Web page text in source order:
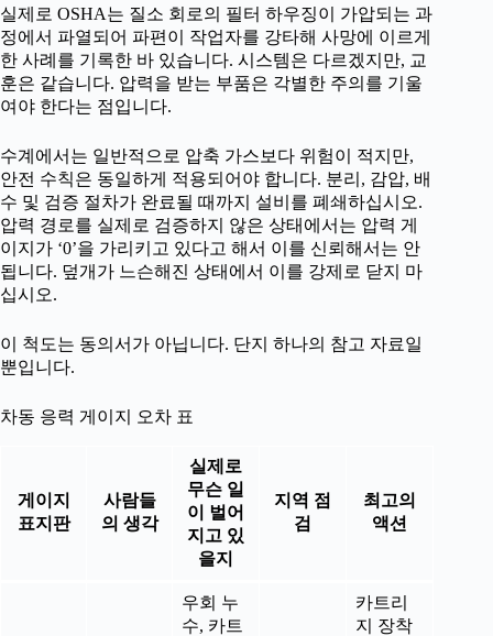
실제로 OSHA는 질소 회로의 필터 하우징이 가압되는 과
정에서 파열되어 파편이 작업자를 강타해 사망에 이르게
한 사례를 기록한 바 있습니다. 시스템은 다르겠지만, 교
훈은 같습니다. 압력을 받는 부품은 각별한 주의를 기울
여야 한다는 점입니다.
수계에서는 일반적으로 압축 가스보다 위험이 적지만,
안전 수칙은 동일하게 적용되어야 합니다. 분리, 감압, 배
수 및 검증 절차가 완료될 때까지 설비를 폐쇄하십시오.
압력 경로를 실제로 검증하지 않은 상태에서는 압력 게
이지가 ‘0’을 가리키고 있다고 해서 이를 신뢰해서는 안
됩니다. 덮개가 느슨해진 상태에서 이를 강제로 닫지 마
십시오.
이 척도는 동의서가 아닙니다. 단지 하나의 참고 자료일
뿐입니다.
차동 응력 게이지 오차 표
게이지
표지판
사람들
의 생각
실제로
무슨 일
이 벌어
지고 있
을지
지역 점
검
최고의
액션
우회 누
수, 카트
카트리
지 장착